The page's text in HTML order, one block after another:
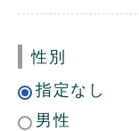
性別
指定なし
男性